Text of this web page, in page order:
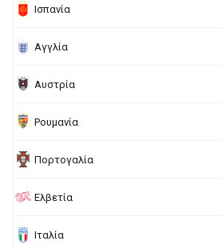
Ισπανία
Αγγλία
Αυστρία
Ρουμανία
Πορτογαλία
Ελβετία
Ιταλία